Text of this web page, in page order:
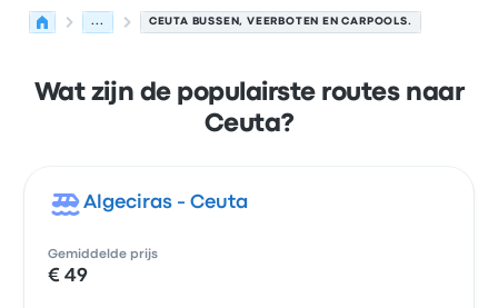
... CEUTA BUSSEN, VEERBOTEN EN CARPOOLS.
Wat zijn de populairste routes naar
Ceuta?
Algeciras - Ceuta
Gemiddelde prijs
€ 49